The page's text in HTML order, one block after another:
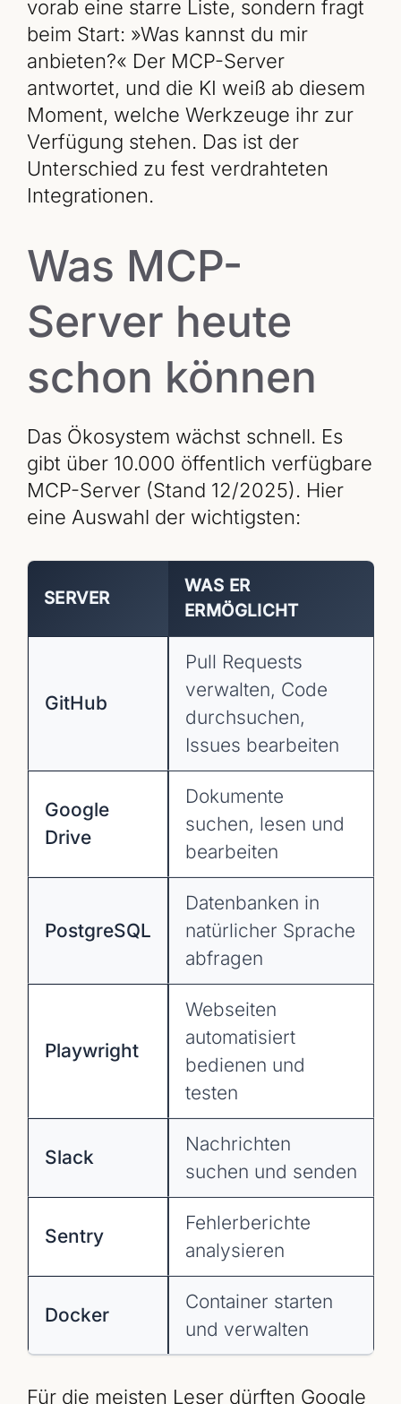
vorab eine starre Liste, sondern fragt
beim Start: »Was kannst du mir
anbieten?« Der MCP-Server
antwortet, und die KI weiß ab diesem
Moment, welche Werkzeuge ihr zur
Verfügung stehen. Das ist der
Unterschied zu fest verdrahteten
Integrationen.
Was MCP-
Server heute
schon können
Das Ökosystem wächst schnell. Es
gibt über 10.000 öffentlich verfügbare
MCP-Server (Stand 12/2025). Hier
eine Auswahl der wichtigsten:
SERVER
WAS ER
ERMÖGLICHT
GitHub
Pull Requests
verwalten, Code
durchsuchen,
Issues bearbeiten
Google
Drive
Dokumente
suchen, lesen und
bearbeiten
PostgreSQL
Datenbanken in
natürlicher Sprache
abfragen
Playwright
Webseiten
automatisiert
bedienen und
testen
Slack
Nachrichten
suchen und senden
Sentry
Fehlerberichte
analysieren
Docker
Container starten
und verwalten
Für die meisten Leser dürften Google